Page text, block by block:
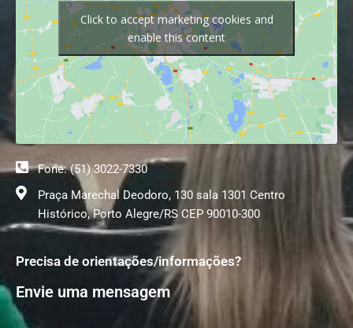
Click to accept marketing cookies and
enable this content
Fone: (51) 3022-7330
Praça Marechal Deodoro, 130 sala 1301 Centro
Histórico, Porto Alegre/RS CEP 90010-300
Precisa de orientações/informações?
Envie uma mensagem